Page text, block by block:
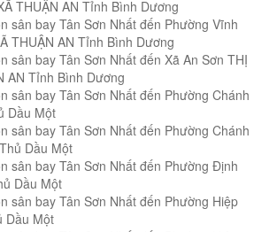
THUẬN AN Tỉnh Bình Dương
sân bay Tân Sơn Nhất đến Phường Vĩnh
THUẬN AN Tỉnh Bình Dương
sân bay Tân Sơn Nhất đến Xã An Sơn THỊ
AN Tỉnh Bình Dương
sân bay Tân Sơn Nhất đến Phường Chánh
Dầu Một
sân bay Tân Sơn Nhất đến Phường Chánh
Dầu Một
sân bay Tân Sơn Nhất đến Phường Định
Dầu Một
sân bay Tân Sơn Nhất đến Phường Hiệp
Dầu Một